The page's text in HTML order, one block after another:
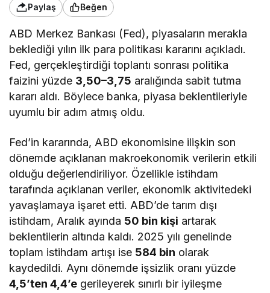
Paylaş Beğen
ABD Merkez Bankası (Fed), piyasaların merakla
beklediği yılın ilk para politikası kararını açıkladı.
Fed, gerçekleştirdiği toplantı sonrası politika
faizini yüzde 3,50–3,75 aralığında sabit tutma
kararı aldı. Böylece banka, piyasa beklentileriyle
uyumlu bir adım atmış oldu.
Fed’in kararında, ABD ekonomisine ilişkin son
dönemde açıklanan makroekonomik verilerin etkili
olduğu değerlendiriliyor. Özellikle istihdam
tarafında açıklanan veriler, ekonomik aktivitedeki
yavaşlamaya işaret etti. ABD’de tarım dışı
istihdam, Aralık ayında 50 bin kişi artarak
beklentilerin altında kaldı. 2025 yılı genelinde
toplam istihdam artışı ise 584 bin olarak
kaydedildi. Aynı dönemde işsizlik oranı yüzde
4,5’ten 4,4’e gerileyerek sınırlı bir iyileşme